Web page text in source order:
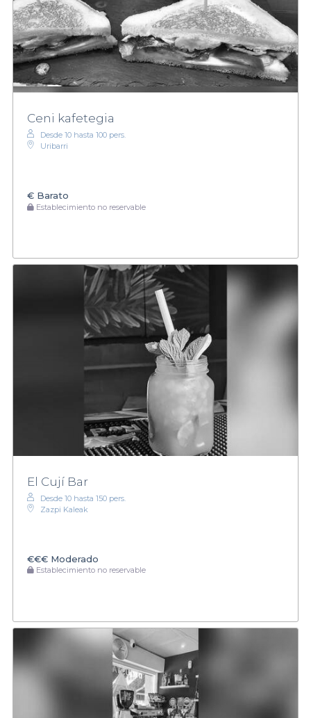
Ceni kafetegia
Desde 10 hasta 100 pers.
Uribarri
€ Barato
Establecimiento no reservable
El Cují Bar
Desde 10 hasta 150 pers.
Zazpi Kaleak
€€€ Moderado
Establecimiento no reservable